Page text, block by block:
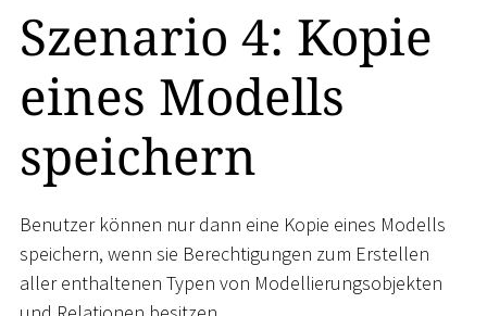
Szenario 4: Kopie
eines Modells
speichern
Benutzer können nur dann eine Kopie eines Modells
speichern, wenn sie Berechtigungen zum Erstellen
aller enthaltenen Typen von Modellierungsobjekten